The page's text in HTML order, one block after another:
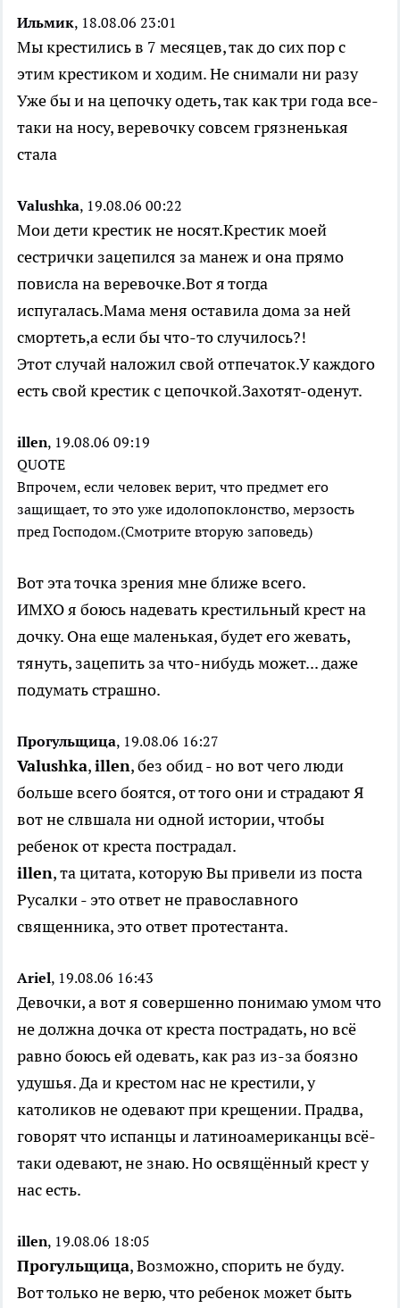
Ильмик, 18.08.06 23:01
Мы крестились в 7 месяцев, так до сих пор с
этим крестиком и ходим. Не снимали ни разу
Уже бы и на цепочку одеть, так как три года все-
таки на носу, веревочку совсем грязненькая
стала
Valushka, 19.08.06 00:22
Мои дети крестик не носят.Крестик моей
сестрички зацепился за манеж и она прямо
повисла на веревочке.Вот я тогда
испугалась.Мама меня оставила дома за ней
смортеть,а если бы что-то случилось?!
Этот случай наложил свой отпечаток.У каждого
есть свой крестик с цепочкой.Захотят-оденут.
illen, 19.08.06 09:19
QUOTE
Впрочем, если человек верит, что предмет его
защищает, то это уже идолопоклонство, мерзость
пред Господом.(Смотрите вторую заповедь)
Вот эта точка зрения мне ближе всего.
ИМХО я боюсь надевать крестильный крест на
дочку. Она еще маленькая, будет его жевать,
тянуть, зацепить за что-нибудь может... даже
подумать страшно.
Прогульщица, 19.08.06 16:27
Valushka,illen, без обид - но вот чего люди
больше всего боятся, от того они и страдают Я
вот не слвшала ни одной истории, чтобы
ребенок от креста пострадал.
illen, та цитата, которую Вы привели из поста
Русалки - это ответ не православного
священника, это ответ протестанта.
Ariel, 19.08.06 16:43
Девочки, а вот я совершенно понимаю умом что
не должна дочка от креста пострадать, но всё
равно боюсь ей одевать, как раз из-за боязно
удушья. Да и крестом нас не крестили, у
католиков не одевают при крещении. Прадва,
говорят что испанцы и латиноамериканцы всё-
таки одевают, не знаю. Но освящённый крест у
нас есть.
illen, 19.08.06 18:05
Прогульщица, Возможно, спорить не буду.
Вот только не верю, что ребенок может быть